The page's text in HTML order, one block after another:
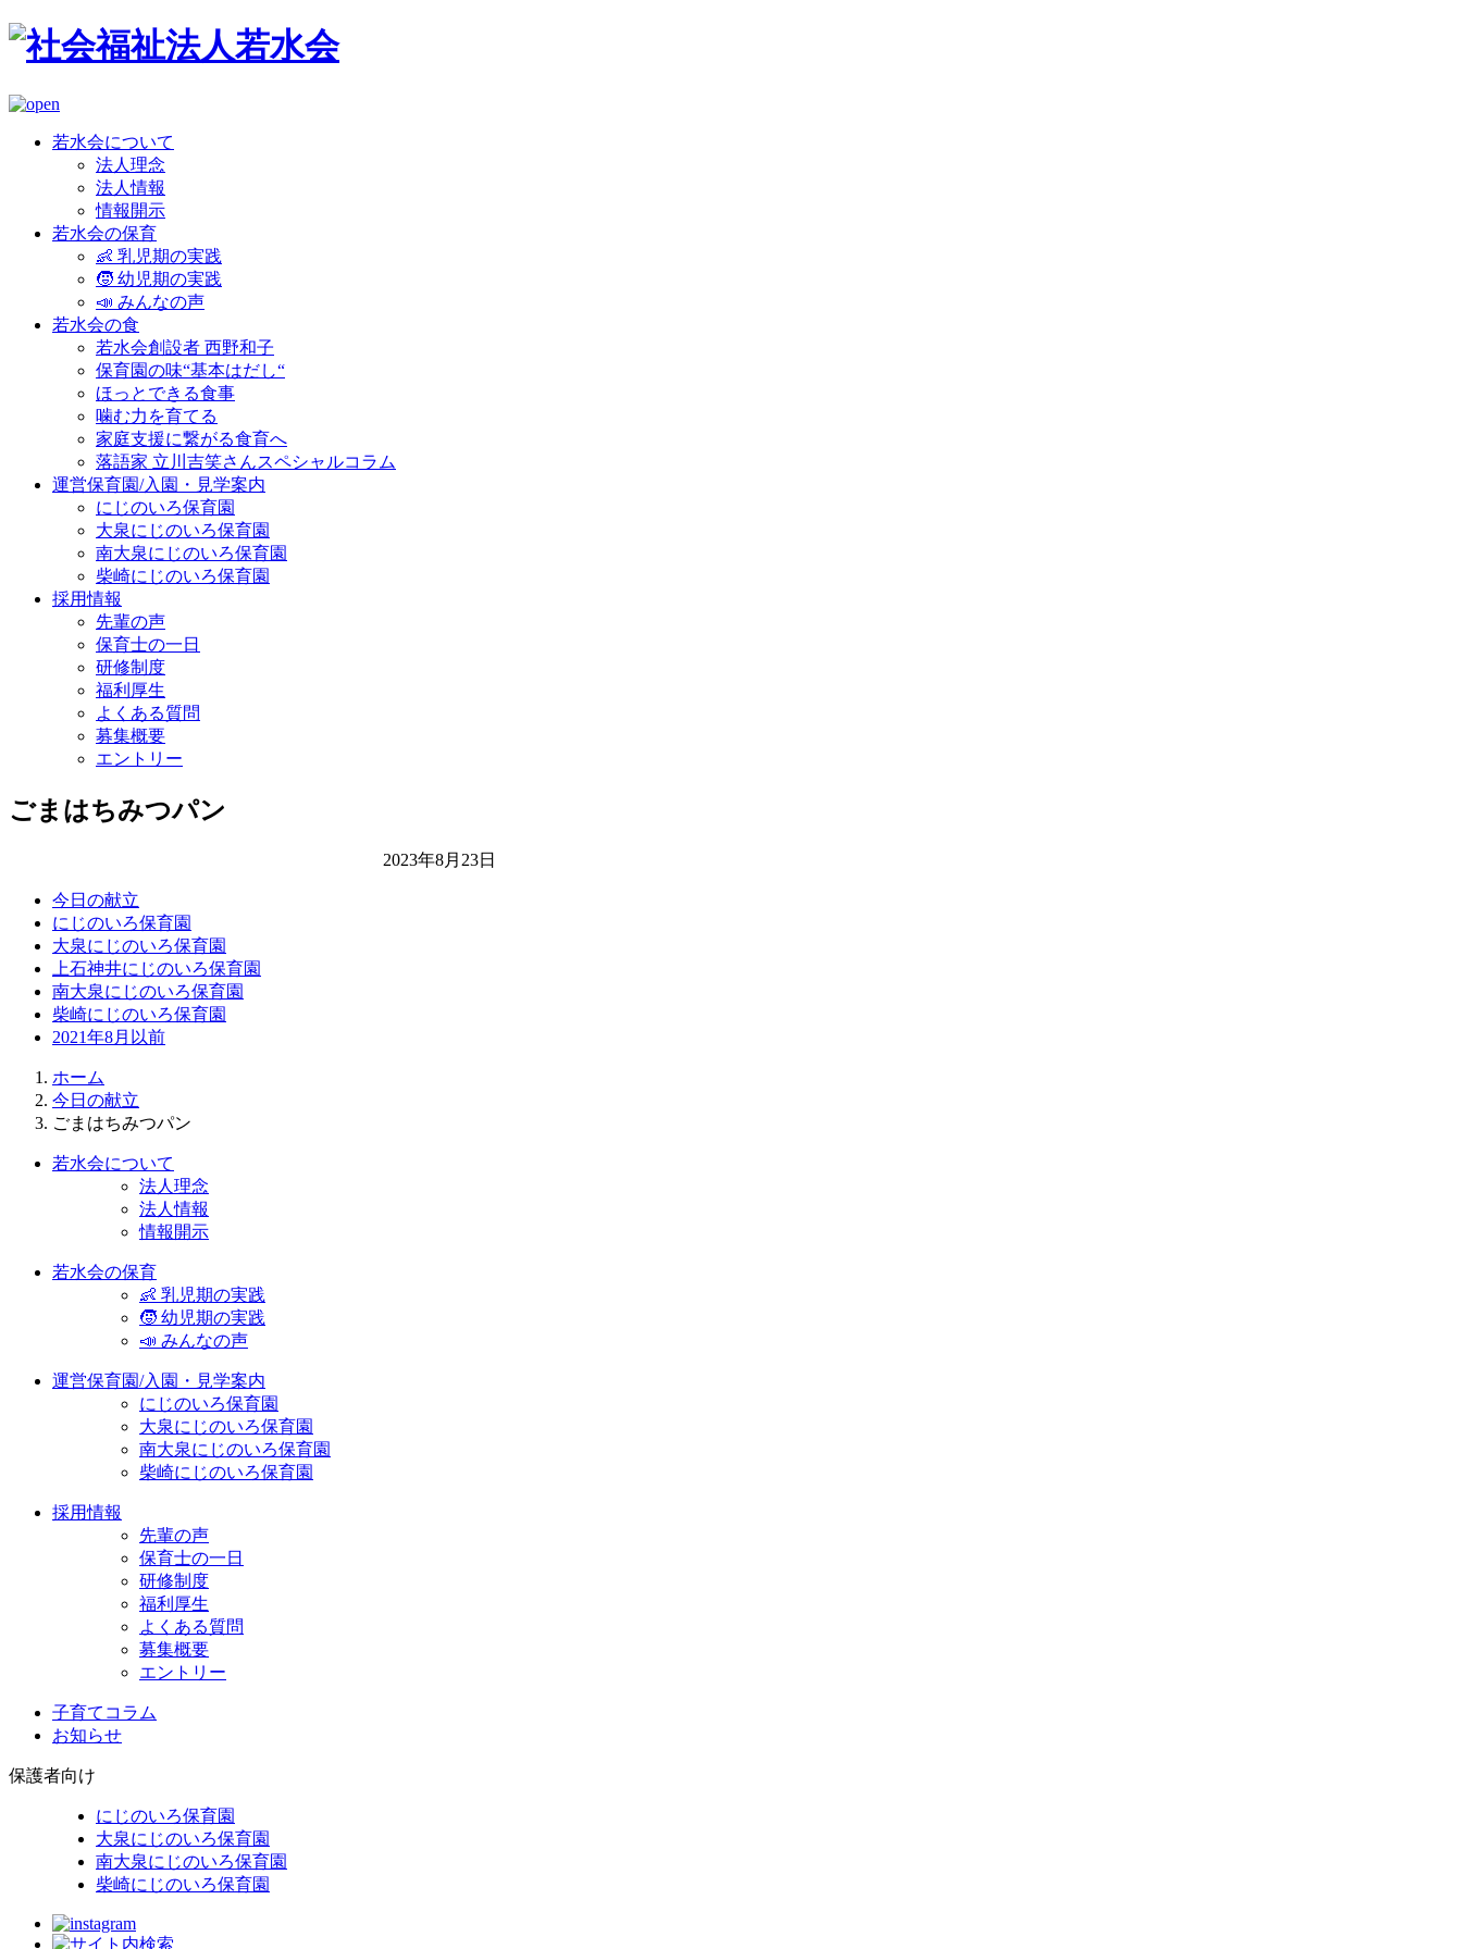
若水会について
法人理念
法人情報
情報開示
若水会の保育
👶 乳児期の実践
🧒 幼児期の実践
📣 みんなの声
若水会の食
若水会創設者 西野和子
保育園の味“基本はだし“
ほっとできる食事
噛む力を育てる
家庭支援に繋がる食育へ
落語家 立川吉笑さんスペシャルコラム
運営保育園/入園・見学案内
にじのいろ保育園
大泉にじのいろ保育園
南大泉にじのいろ保育園
柴崎にじのいろ保育園
採用情報
先輩の声
保育士の一日
研修制度
福利厚生
よくある質問
募集概要
エントリー
ごまはちみつパン
2023年8月23日
今日の献立
にじのいろ保育園
大泉にじのいろ保育園
上石神井にじのいろ保育園
南大泉にじのいろ保育園
柴崎にじのいろ保育園
2021年8月以前
ホーム
今日の献立
ごまはちみつパン
若水会について
法人理念
法人情報
情報開示
若水会の保育
👶 乳児期の実践
🧒 幼児期の実践
📣 みんなの声
運営保育園/入園・見学案内
にじのいろ保育園
大泉にじのいろ保育園
南大泉にじのいろ保育園
柴崎にじのいろ保育園
採用情報
先輩の声
保育士の一日
研修制度
福利厚生
よくある質問
募集概要
エントリー
子育てコラム
お知らせ
保護者向け
にじのいろ保育園
大泉にじのいろ保育園
南大泉にじのいろ保育園
柴崎にじのいろ保育園